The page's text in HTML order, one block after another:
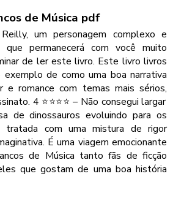
de Música pdf
um personagem complexo e
permanecerá com você muito
de ler este livro. Este livro livros
de como uma boa narrativa
e romance com temas mais sérios,
4 ⭐️⭐️⭐️⭐️ – Não consegui largar
de dinossauros evoluindo para os
tratada com uma mistura de rigor
É uma viagem emocionante
de Música tanto fãs de ficção
que gostam de uma boa história